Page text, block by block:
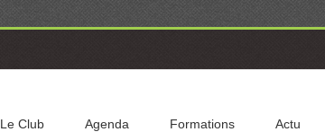
Le Club Agenda Formations Actu